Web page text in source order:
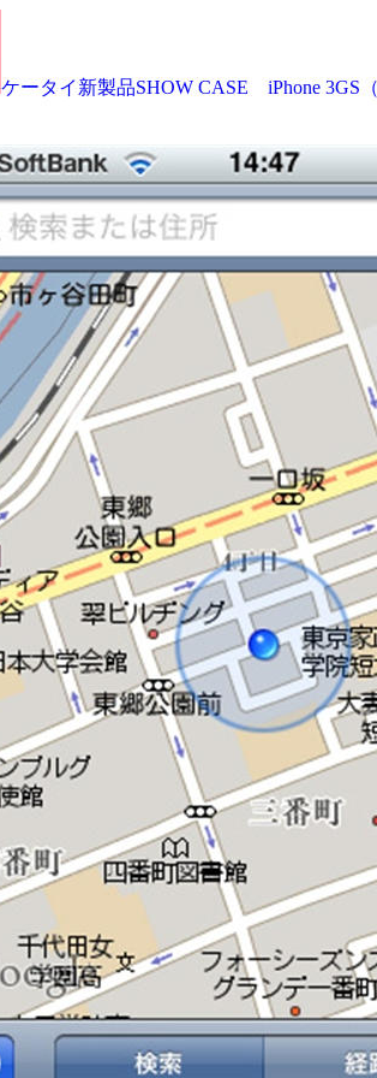
ケータイ新製品SHOW CASE iPhone 3GS